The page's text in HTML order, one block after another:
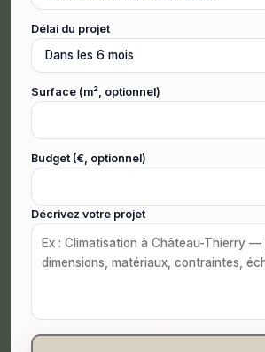
Délai du projet
Surface (m², optionnel)
Budget (€, optionnel)
Décrivez votre projet